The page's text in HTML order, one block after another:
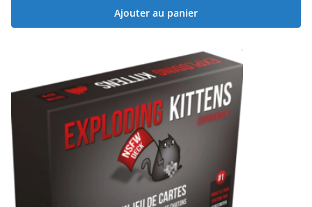
Ajouter au panier